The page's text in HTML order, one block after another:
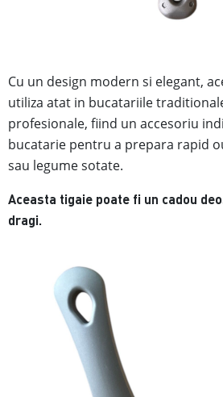
Cu un design modern si elegant,
utiliza atat in bucatariile
profesionale, fiind un accesoriu
bucatarie pentru a prepara rapid
sau legume sotate.
Aceasta tigaie poate fi un cadou
dragi.